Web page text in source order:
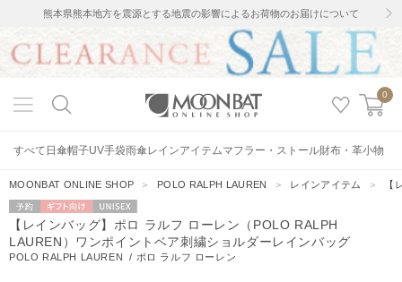
熊本県熊本地方を震源とする地震の影響によるお荷物のお届けについて
0
すべて 日傘帽子UV手袋雨傘レインアイテムマフラー・ストール財布・革小物
MOONBAT ONLINE SHOP ＞ POLO RALPH LAUREN ＞ レインアイテム ＞ 【
予約
ギフト向
け
UNISEX
【レインバッグ】ポロ ラルフ ローレン（POLO RALPH
LAUREN）ワンポイントベア刺繍ショルダーレインバッグ
POLO RALPH LAUREN / ポロ ラルフ ローレン